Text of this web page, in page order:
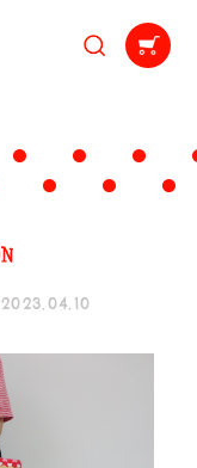
2023.04.10